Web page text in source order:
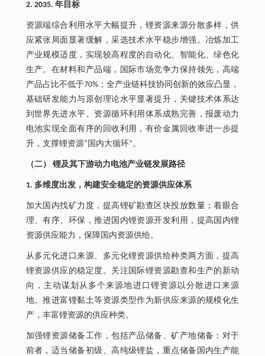
2. 2035. 年目标
资源端综合利用水平大幅提升，锂资源来源分散多样，供
应紧张局面显著缓解，采选技术水平稳步增强。冶炼加工
产业规模适度，实现较高程度的自动化、智能化、绿色化
生产。在材料和产品端，国际市场竞争力保持领先，高端
产品占比不低于70%；全产业链科技协同创新的效应凸显，
基础研发能力与原创理论水平显著提升，关键技术体系达
到世界先进水平。资源循环利用体系成熟完善，报废动力
电池实现全面有序的回收利用，有价金属回收率进一步提
升，支撑锂资源“国内大循环”。
（二） 锂及其下游动力电池产业链发展路径
1. 多维度出发，构建安全稳定的资源供应体系
加大国内找矿力度，提高锂矿勘查区块投放数量；着眼合
理、有序、环保，推进国内锂资源开发利用，提高国内锂
资源供应能力，保障国内资源供给。
从多元化进口来源、多元化锂资源供给种类两方面，提高
锂资源供应的稳定度。关注国际锂资源勘查和生产的新动
向，主动谋划从多个来源地进口锂资源以分散进口来源
地。推进富锂黏土等资源类型作为新供应来源的规模化生
产，丰富锂资源的供应种类。
加强锂资源储备工作，包括产品储备、矿产地储备：对于
前者，适当储备初级、高纯级锂盐，重点储备国内生产能